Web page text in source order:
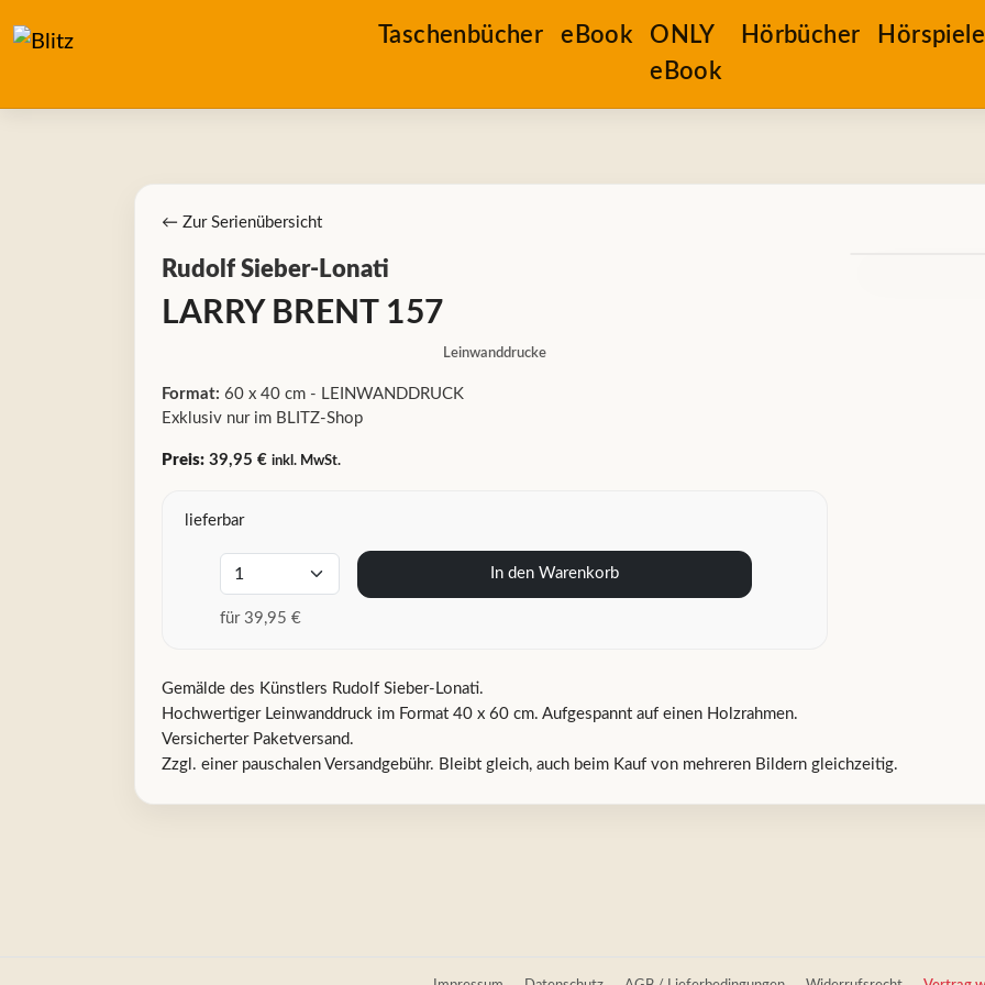
Taschenbücher eBook
ONLY
eBook
Hörbücher Hörspiele
← Zur Serienübersicht
Rudolf Sieber-Lonati
LARRY BRENT 157
Leinwanddrucke
Format: 60 x 40 cm - LEINWANDDRUCK
Exklusiv nur im BLITZ-Shop
Preis: 39,95 € inkl. MwSt.
lieferbar
In den Warenkorb
für 39,95 €
Gemälde des Künstlers Rudolf Sieber-Lonati.
Hochwertiger Leinwanddruck im Format 40 x 60 cm. Aufgespannt auf einen Holzrahmen.
Versicherter Paketversand.
Zzgl. einer pauschalen Versandgebühr. Bleibt gleich, auch beim Kauf von mehreren Bildern gleichzeitig.